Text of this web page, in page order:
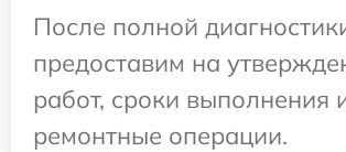
После полной
предоставим на
работ, сроки выполнения
ремонтные операции.